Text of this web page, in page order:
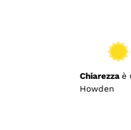
Chiarezza è
Howden